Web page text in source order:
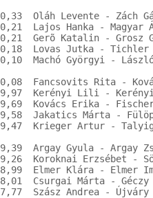
Oláh Levente - Zách
Lajos Hanka - Magyar
Gerõ Katalin - Grosz
Lovas Jutka -
Machó Györgyi -
Fancsovits Rita -
Kerényi Lili -
Kovács Erika -
Jakatics Márta -
Krieger Artur -
Argay Gyula - Argay
Koroknai Erzsébet -
Elmer Klára - Elmer
Csurgai Márta -
Szász Andrea -